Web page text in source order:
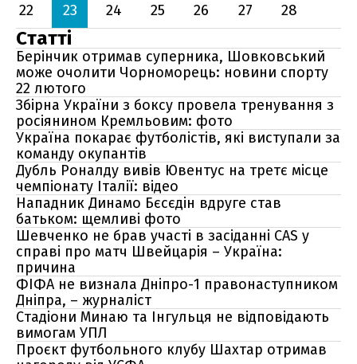
22
23 24 25 26 27 28
Статті
Берінчик отримав суперника, Шовковський
може очолити Чорноморець: новини спорту
22 лютого
Збірна України з боксу провела тренування з
росіянином Кремльовим: фото
Україна покарає футболістів, які виступали за
команду окупантів
Дубль Роналду вивів Ювентус на третє місце
чемпіонату Італії: відео
Нападник Динамо Бєсєдін вдруге став
батьком: щемливі фото
Шевченко не брав участі в засіданні CAS у
справі про матч Швейцарія – Україна:
причина
ФІФА не визнала Дніпро-1 правонаступником
Дніпра, – журналіст
Стадіони Минаю та Інгульця не відповідають
вимогам УПЛ
Проєкт футбольного клубу Шахтар отримав